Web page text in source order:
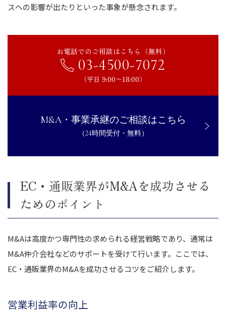
スへの影響が出たりといった事象が懸念されます。
お電話でのご相談はこちら（無料）
03-4500-7072
（平日 9:00〜18:00）
M&A・事業承継のご相談はこちら
（24時間受付・無料）
EC・通販業界がM&Aを成功させる
ためのポイント
M&Aは高度かつ専門性の求められる経営戦略であり、通常は
M&A仲介会社などのサポートを受けて行います。ここでは、
EC・通販業界のM&Aを成功させるコツをご紹介します。
営業利益率の向上